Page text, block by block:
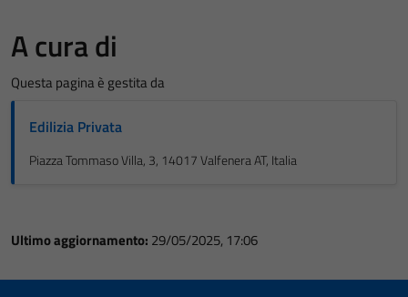
A cura di
Questa pagina è gestita da
Edilizia Privata
Piazza Tommaso Villa, 3, 14017 Valfenera AT, Italia
Ultimo aggiornamento: 29/05/2025, 17:06